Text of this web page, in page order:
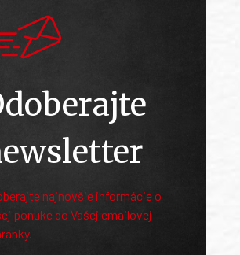
najnovšie informácie o
ponuke do Vašej emailovej